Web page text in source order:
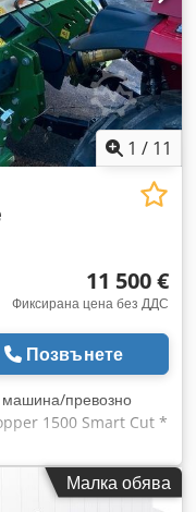
1 / 11
11 500 €
Фиксирана цена без ДДС
Позвънете
превозно
1500 Smart Cut *
коша: 1 500 л *
крилати ножове *
* Карданен вал с
Малка обява